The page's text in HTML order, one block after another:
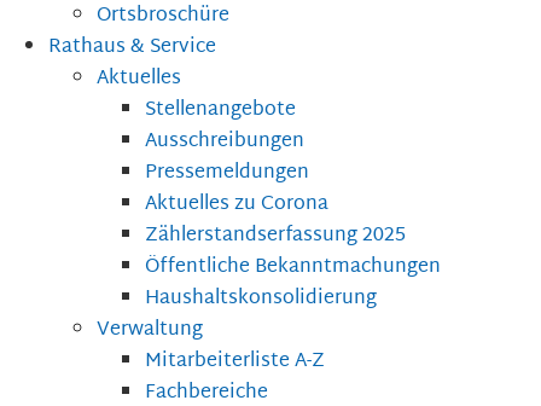
Ortsbroschüre
Rathaus & Service
Aktuelles
Stellenangebote
Ausschreibungen
Pressemeldungen
Aktuelles zu Corona
Zählerstandserfassung 2025
Öffentliche Bekanntmachungen
Haushaltskonsolidierung
Verwaltung
Mitarbeiterliste A-Z
Fachbereiche